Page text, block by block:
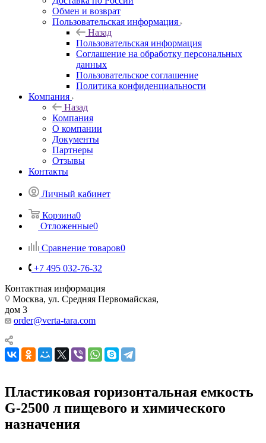
Обмен и возврат
Пользовательская информация
Назад
Пользовательская информация
Соглашение на обработку персональных
данных
Пользовательское соглашение
Политика конфиденциальности
Компания
Назад
Компания
О компании
Документы
Партнеры
Отзывы
Контакты
Личный кабинет
Корзина0
Отложенные0
Сравнение товаров0
+7 495 032-76-32
Контактная информация
Москва, ул. Средняя Первомайская,
дом 3
order@verta-tara.com
Пластиковая горизонтальная емкость
G-2500 л пищевого и химического
назначения